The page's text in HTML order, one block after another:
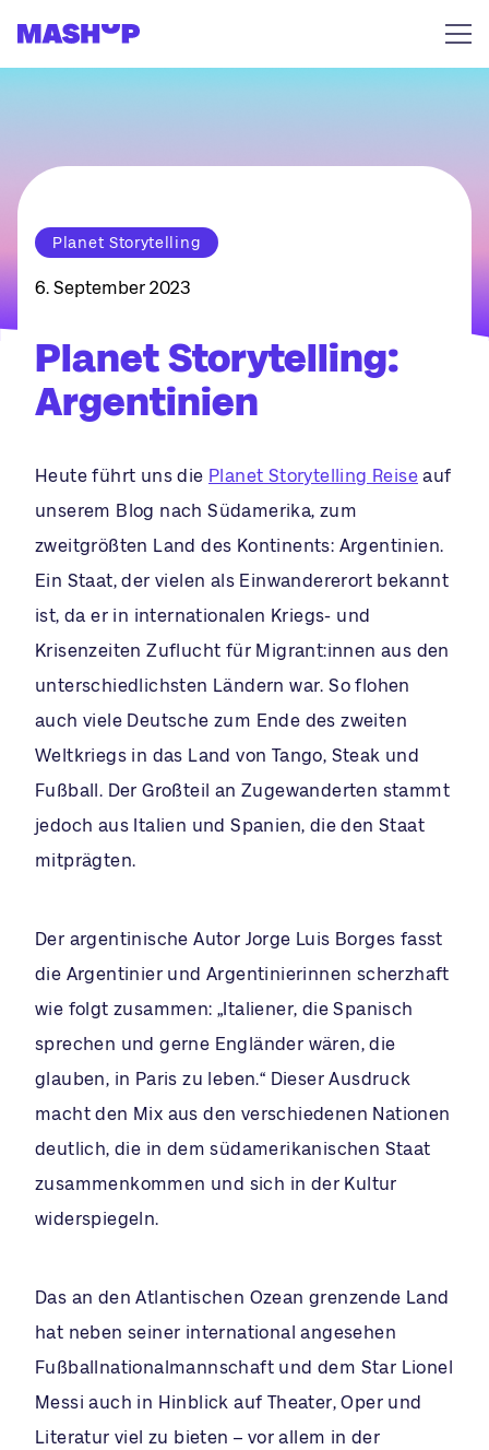
Planet Storytelling
6. September 2023
Planet Storytelling:
Argentinien
Heute führt uns die Planet Storytelling Reise auf
unserem Blog nach Südamerika, zum
zweitgrößten Land des Kontinents: Argentinien.
Ein Staat, der vielen als Einwandererort bekannt
ist, da er in internationalen Kriegs- und
Krisenzeiten Zuflucht für Migrant:innen aus den
unterschiedlichsten Ländern war. So flohen
auch viele Deutsche zum Ende des zweiten
Weltkriegs in das Land von Tango, Steak und
Fußball. Der Großteil an Zugewanderten stammt
jedoch aus Italien und Spanien, die den Staat
mitprägten.
Der argentinische Autor Jorge Luis Borges fasst
die Argentinier und Argentinierinnen scherzhaft
wie folgt zusammen: „Italiener, die Spanisch
sprechen und gerne Engländer wären, die
glauben, in Paris zu leben.“ Dieser Ausdruck
macht den Mix aus den verschiedenen Nationen
deutlich, die in dem südamerikanischen Staat
zusammenkommen und sich in der Kultur
widerspiegeln.
Das an den Atlantischen Ozean grenzende Land
hat neben seiner international angesehen
Fußballnationalmannschaft und dem Star Lionel
Messi auch in Hinblick auf Theater, Oper und
Literatur viel zu bieten – vor allem in der